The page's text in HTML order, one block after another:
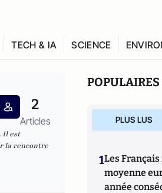
TECH & IA SCIENCE
2
Articles
Il est
la rencontre
POPULAIRES
PLUS LUS
1Les
moyenne
année